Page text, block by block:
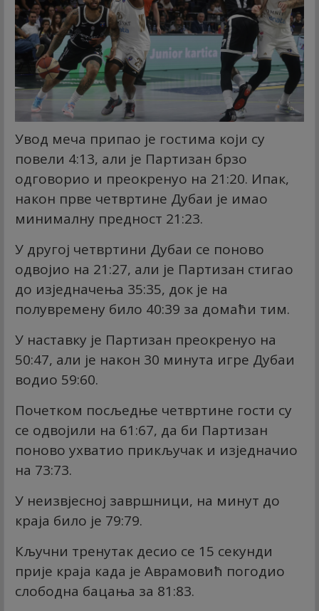
Увод меча припао је гостима који су
повели 4:13, али је Партизан брзо
одговорио и преокренуо на 21:20. Ипак,
након прве четвртине Дубаи је имао
минималну предност 21:23.
У другој четвртини Дубаи се поново
одвојио на 21:27, али је Партизан стигао
до изједначења 35:35, док је на
полувремену било 40:39 за домаћи тим.
У наставку је Партизан преокренуо на
50:47, али је након 30 минута игре Дубаи
водио 59:60.
Почетком посљедње четвртине гости су
се одвојили на 61:67, да би Партизан
поново ухватио прикључак и изједначио
на 73:73.
У неизвјесној завршници, на минут до
краја било је 79:79.
Кључни тренутак десио се 15 секунди
прије краја када је Аврамовић погодио
слободна бацања за 81:83.